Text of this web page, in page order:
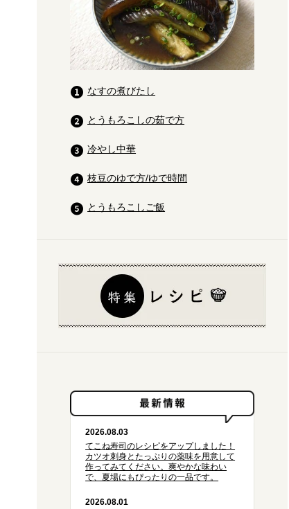
なすの煮びたし
とうもろこしの茹で方
冷やし中華
枝豆のゆで方/ゆで時間
とうもろこしご飯
2026.08.03
てこね寿司のレシピをアップしました！
カツオ刺身とたっぷりの薬味を用意して
作ってみてください。爽やかな味わい
で、夏場にもぴったりの一品です。
2026.08.01